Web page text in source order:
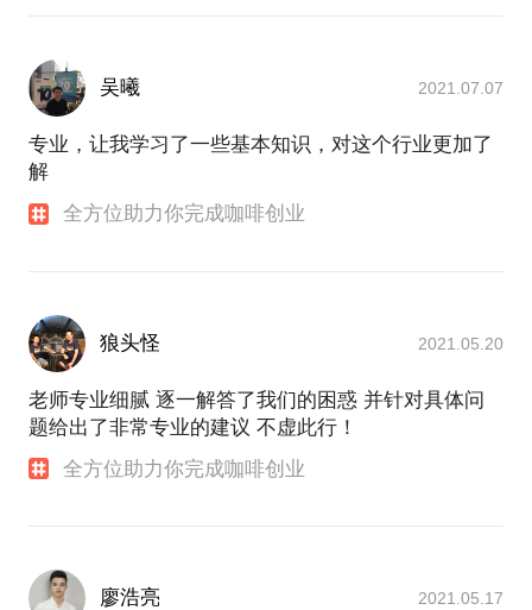
已经培育辅导学员成功开店100多家
自己品牌已经在杭州、宁波、上海、北京开出数家成
功门店。
交流范围可涉及全国。
吴曦 2021.07.07
专业，让我学习了一些基本知识，对这个行业更加了
解
全方位助力你完成咖啡创业
狼头怪 2021.05.20
老师专业细腻 逐一解答了我们的困惑 并针对具体问
题给出了非常专业的建议 不虚此行！
全方位助力你完成咖啡创业
廖浩亮 2021.05.17